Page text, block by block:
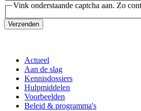
Vink onderstaande captcha aan. Zo
Verzenden
Actueel
Aan de slag
Kennisdossiers
Hulpmiddelen
Voorbeelden
Beleid & programma's